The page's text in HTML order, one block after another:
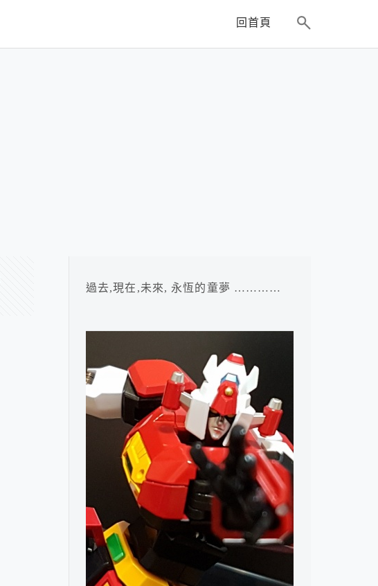
回首頁
過去,現在,未來, 永恆的童夢 …………